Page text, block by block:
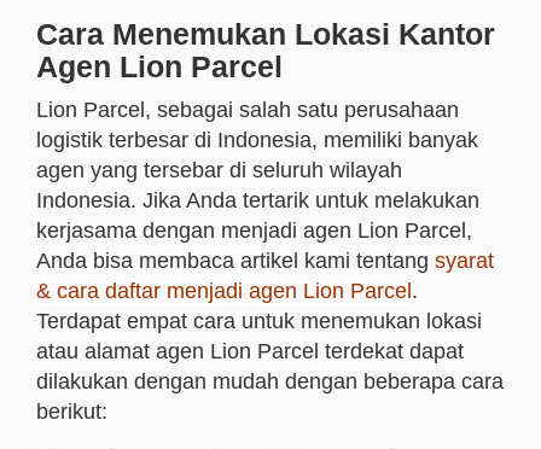
Cara Menemukan Lokasi Kantor
Agen Lion Parcel
Lion Parcel, sebagai salah satu perusahaan
logistik terbesar di Indonesia, memiliki banyak
agen yang tersebar di seluruh wilayah
Indonesia. Jika Anda tertarik untuk melakukan
kerjasama dengan menjadi agen Lion Parcel,
Anda bisa membaca artikel kami tentang syarat
& cara daftar menjadi agen Lion Parcel .
Terdapat empat cara untuk menemukan lokasi
atau alamat agen Lion Parcel terdekat dapat
dilakukan dengan mudah dengan beberapa cara
berikut: